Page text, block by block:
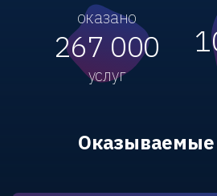
оказано
267 000
услуг
Оказываемые